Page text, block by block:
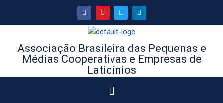
Associação Brasileira das Pequenas e
Médias Cooperativas e Empresas de
Laticínios